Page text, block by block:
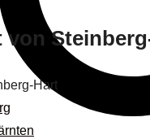
von
Hart